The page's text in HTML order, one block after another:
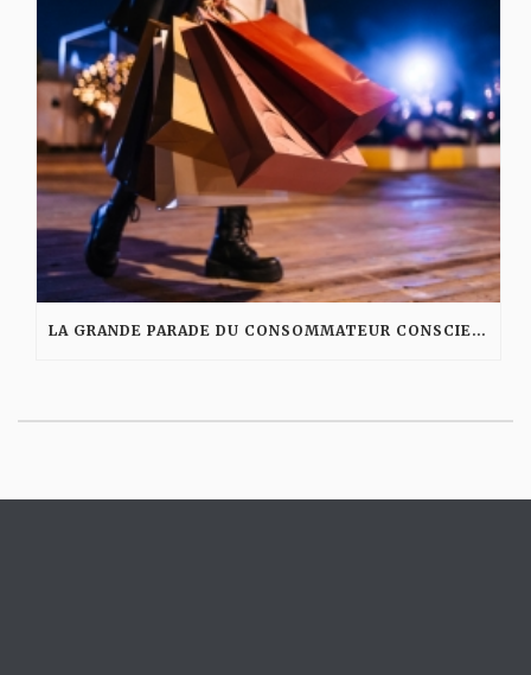
LA GRANDE PARADE DU CONSOMMATEUR CONSCIENT